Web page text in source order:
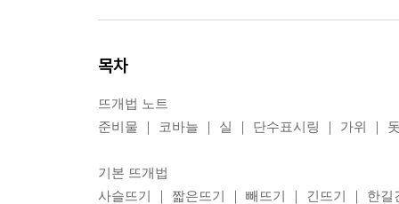
목차
뜨개법 노트
준비물 ｜ 코바늘 ｜ 실 ｜ 단수표시링 ｜ 가위 ｜
기본 뜨개법
사슬뜨기 ｜ 짧은뜨기 ｜ 빼뜨기 ｜ 긴뜨기 ｜ 한